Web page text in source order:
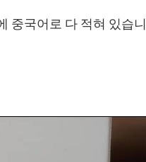
중국어로 다 적혀 있습니